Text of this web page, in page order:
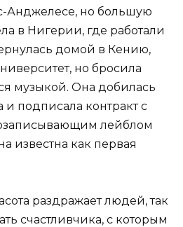
Анджелесе, но большую
в Нигерии, где работали
домой в Кению,
но бросила
музыкой. Она добилась
и подписала контракт с
лейблом
известна как первая
раздражает людей, так
счастливчика, с которым